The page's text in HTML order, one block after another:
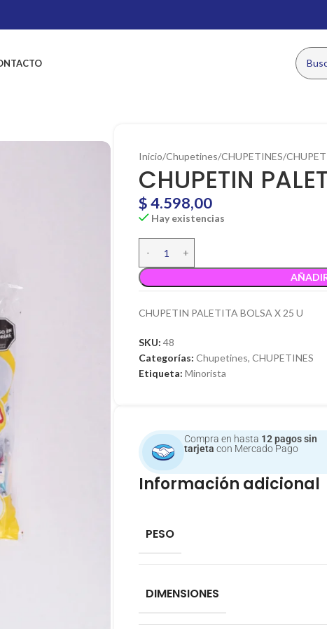
Inicio Chupetines CHUPETINES
CHUPETIN
$4.598,00
Hay existencias
CHUPETIN PALETITA BOLSA X 25 U
SKU: 48
Categorías: Chupetines, CHUPETINES
Etiqueta: Minorista
Compra en hasta 12 pagos sin
tarjeta con Mercado Pago
Información adicional
PESO
DIMENSIONES